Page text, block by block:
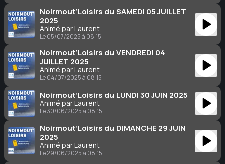
Noirmout’Loisirs du SAMEDI 05 JUILLET
2025
Animé par Laurent
Le 05/07/2025 à 08:15
Noirmout’Loisirs du VENDREDI 04
JUILLET 2025
Animé par Laurent
Le 04/07/2025 à 08:15
Noirmout’Loisirs du LUNDI 30 JUIN 2025
Animé par Laurent
Le 30/06/2025 à 08:15
Noirmout’Loisirs du DIMANCHE 29 JUIN
2025
Animé par Laurent
Le 29/06/2025 à 08:15